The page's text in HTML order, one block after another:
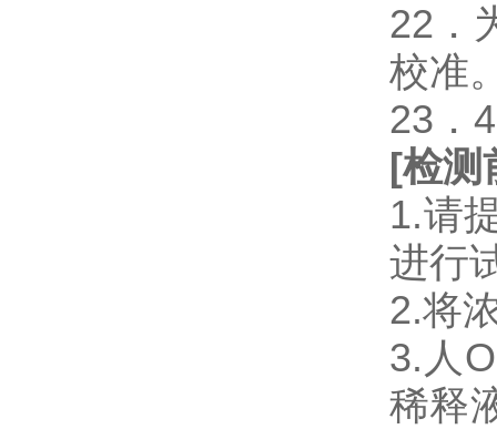
22．
校准
23．
[检测
1.请
进行
2.将
3.人
稀释